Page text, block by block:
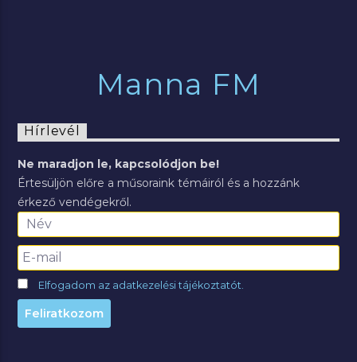
Manna FM
Hírlevél
Ne maradjon le, kapcsolódjon be!
Értesüljön előre a műsoraink témáiról és a hozzánk
érkező vendégekről.
Elfogadom az adatkezelési tájékoztatót.